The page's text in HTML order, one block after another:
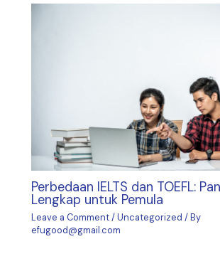
Perbedaan IELTS dan TOEFL:
Lengkap untuk Pemula
Leave a Comment/Uncategorized / By
efugood@gmail.com